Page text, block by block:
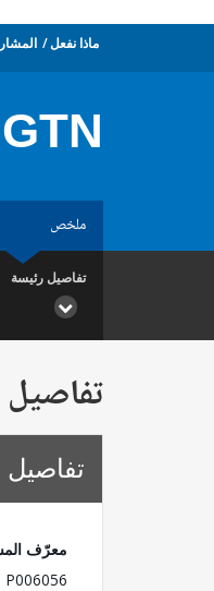
ماذا نفعل
ملخص
تفاصيل رئيسة
معرّف
P006056